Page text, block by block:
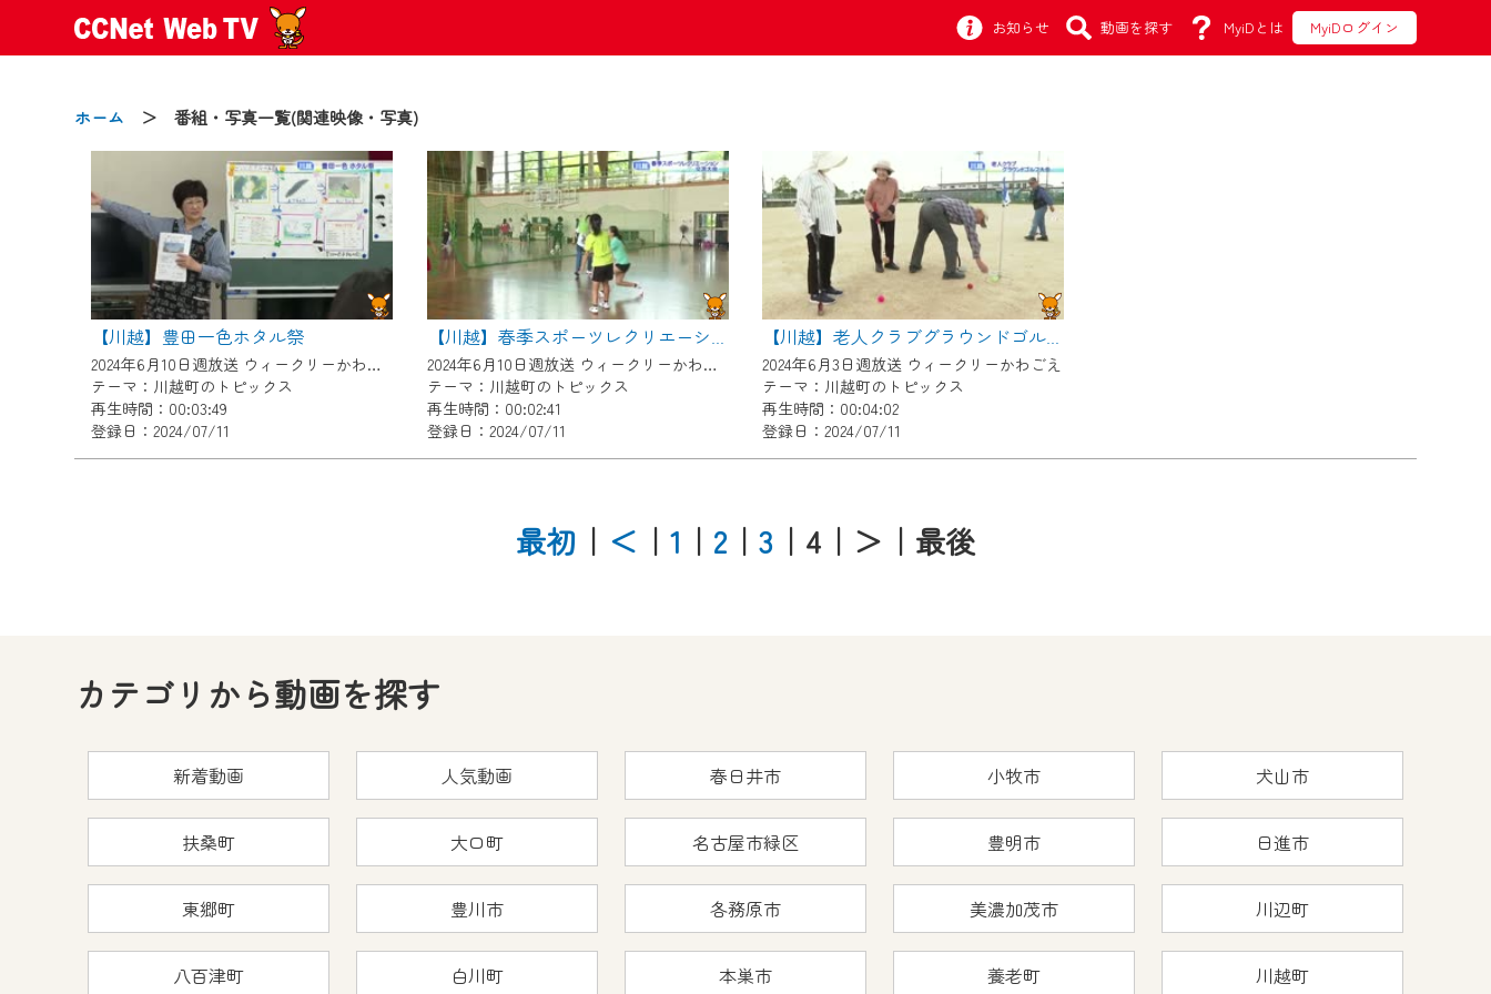
お知らせ 動画を探す MyiDとは MyiDログイン
ホーム ＞ 番組・写真一覧(関連映像・写真)
【川越】豊田一色ホタル祭
2024年6月10日週放送 ウィークリーかわごえ
テーマ：川越町のトピックス
再生時間：00:03:49
登録日：2024/07/11
【川越】春季スポーツレクリエーション交流
2024年6月10日週放送 ウィークリーかわごえ
テーマ：川越町のトピックス
再生時間：00:02:41
登録日：2024/07/11
【川越】老人クラブグラウンドゴルフ大会
2024年6月3日週放送 ウィークリーかわごえ
テーマ：川越町のトピックス
再生時間：00:04:02
登録日：2024/07/11
最初 ｜ ＜ ｜ 1 ｜ 2 ｜ 3 ｜4 ｜＞ ｜最後
カテゴリから動画を探す
新着動画 人気動画 春日井市 小牧市 犬山市
扶桑町 大口町 名古屋市緑区 豊明市 日進市
東郷町 豊川市 各務原市 美濃加茂市 川辺町
八百津町 白川町 本巣市 養老町 川越町
2024/09/02
動画配信サービス『CCNet Web TV』は2024年9月24日からリニューアルします！
【変更点】
◆デザイン変更により、お住まいの地域の動画コンテンツが一目瞭然。
◆当社アプリやＰＣブラウザから、いつでも・どこでも・外出先でも！
CCNetサービスエリア20市町の地域情報番組をご視聴いただけます！
【ご注意】
2024年9月24日からはご加入者様へのサービス向上のため、
何卒、ご理解ご了承の程よろしくお願いいたします。
（GmailやYahooなどのフリーメールアドレスでも作成可能です）
※マイページへのログイン・MyIDの新規登録は
＜メンテナンス情報＞
CCNetWebTVのリニューアルにともないメンテナンス作業を予定しています。
日時 9/24 9:30～16:30
作業の間は、CCNetWebTVの画面が「メンテナンス中」になり、ご利用いただけません。
ご不便をおかけいたしますが、ご了承の程よろしくお願いいたします。